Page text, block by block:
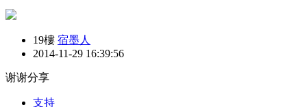
19樓 宿墨人
2014-11-29 16:39:56
谢谢分享
支持